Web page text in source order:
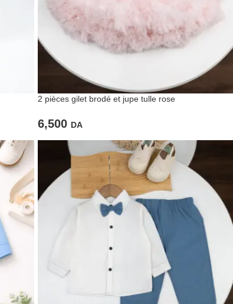
2 pièces gilet brodé et jupe tulle rose
6,500 DA